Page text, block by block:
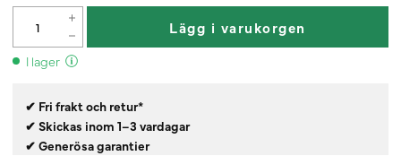
Lägg i varukorgen
I lager
✔ Fri frakt och retur*
✔ Skickas inom 1–3 vardagar
✔ Generösa garantier